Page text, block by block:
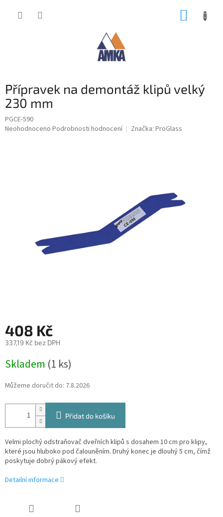
Přípravek na demontáž klipů velký
230 mm
PGCE-590
Průměrné
Neohodnoceno Podrobnosti hodnocení Značka: ProGlass
408 Kč
337,19 Kč bez DPH
cena:
Skladem (1 ks)
Můžeme doručit do: 7.8.2026
Přidat do košíku
Velmi plochý odstraňovač dveřních klipů s dosahem 10 cm pro klipy,
které jsou hluboko pod čalouněním. Druhý konec je dlouhý 5 cm, čímž
poskytuje dobrý pákový efekt.
Detailní informace